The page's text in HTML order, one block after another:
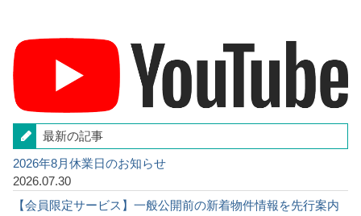
最新の記事
2026年8月休業日のお知らせ
2026.07.30
【会員限定サービス】一般公開前の新着物件情報を先行案内